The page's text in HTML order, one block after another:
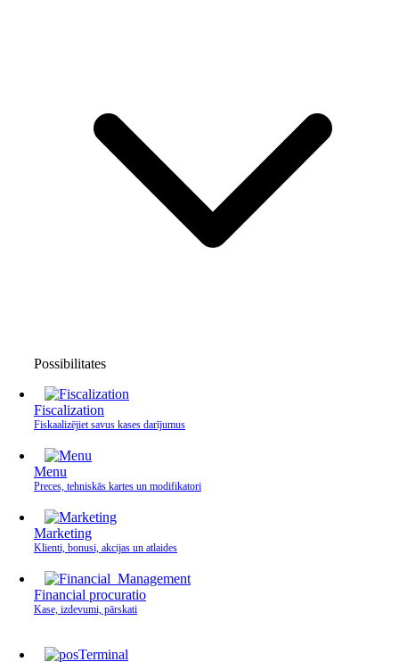
Possibilitates
Fiscalization
Fiskaalizējiet savus kases darījumus
Menu
Preces, tehniskās kartes un modifikatori
Marketing
Klienti, bonusi, akcijas un atlaides
Financial procuratio
Kase, izdevumi, pārskati